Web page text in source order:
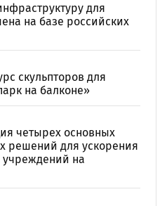
для
на базе российских
скульпторов для
на балконе»
четырех основных
решений для ускорения
на